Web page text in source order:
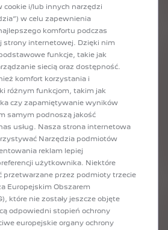
CAŁOROCZNE
RELIANCE ALL
cookie i/lub innych narzędzi
w celu zapewnienia
komfortu podczas
strony internetowej. Dzięki nim
funkcje, takie jak
siecią oraz dostępność.
komfort korzystania i
różnym funkcjom, takim jak
czy zapamiętywanie wyników
samym podnoszą jakość
usług. Nasza strona internetowa
Narzędzia podmiotów
reklam lepiej
użytkownika. Niektóre
przetwarzane przez podmioty trzecie
Europejskim Obszarem
które nie zostały jeszcze objęte
odpowiedni stopień ochrony
europejskie organy ochrony